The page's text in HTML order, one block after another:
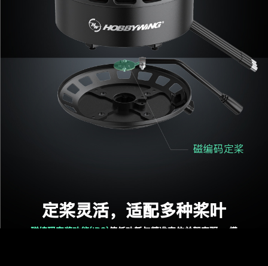
定桨灵活，适配多种桨叶
磁编码定桨功能(IPC)使低功耗与精准定位并驾齐驱。 搭